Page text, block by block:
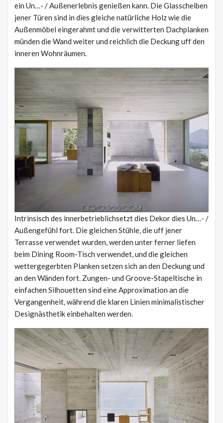
ein Un…- / Außenerlebnis genießen kann. Die Glasscheiben
jener Türen sind in dies gleiche natürliche Holz wie die
Außenmöbel eingerahmt und die verwitterten Dachplanken
münden die Wand weiter und reichlich die Deckung uff den
inneren Wohnräumen.
Intrinsisch des innerbetrieblichsetzt dies Dekor dies Un…- /
Außengefühl fort. Die gleichen Stühle, die uff jener
Terrasse verwendet wurden, werden unter ferner liefen
beim Dining Room-Tisch verwendet, und die gleichen
wettergegerbten Planken setzen sich an den Deckung und
an den Wänden fort. Zungen- und Groove-Stapeltische in
einfachen Silhouetten sind eine Approximation an die
Vergangenheit, während die klaren Linien minimalistischer
Designästhetik einbehalten werden.